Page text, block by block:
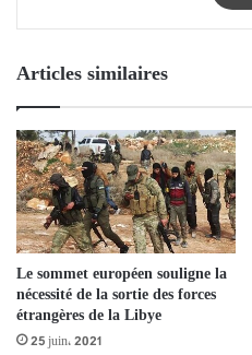
Articles similaires
Le sommet européen souligne la
nécessité de la sortie des forces
étrangères de la Libye
25 juin، 2021